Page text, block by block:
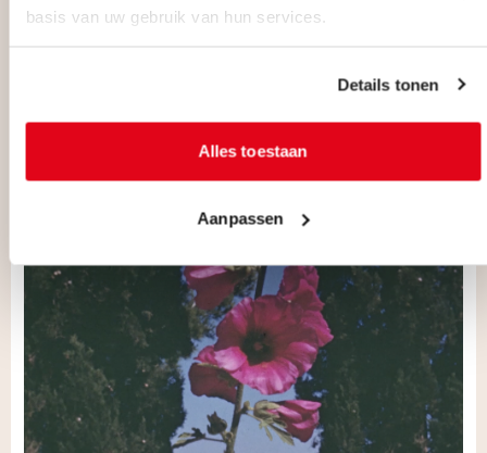
basis van uw gebruik van hun services.
Details tonen
Alles toestaan
Aanpassen
L'AVANCE
MEER INFO